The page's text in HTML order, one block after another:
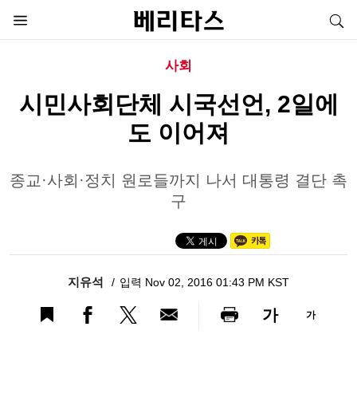
사회
시민사회단체 시국선언, 2일에
도 이어져
종교·사회·정치 원로들까지 나서 대통령 결단 촉
구
지유석 입력 Nov 02, 2016 01:43 PM KST
가 가